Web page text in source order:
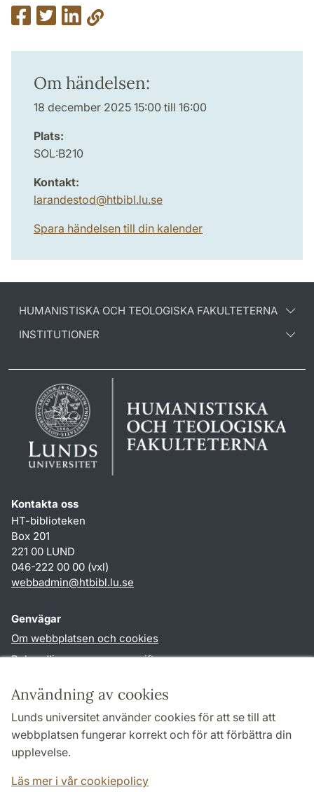
Användning av cookies
Lunds universitet använder cookies för att se till att
webbplatsen fungerar korrekt och för att förbättra din
upplevelse.
Läs mer i vår cookiepolicy
Om händelsen:
18 december 2025 15:00 till 16:00
Plats:
SOL:B210
Kontakt:
larandestod@htbibl.lu.se
Spara händelsen till din kalender
HUMANISTISKA OCH TEOLOGISKA FAKULTETERNA
INSTITUTIONER
Kontakta oss
HT-biblioteken
Box 201
221 00 LUND
046-222 00 00 (vxl)
webbadmin@htbibl.lu.se
Genvägar
Om webbplatsen och cookies
Behandling av personuppgifter
TYPO3-login
Följ oss i sociala medier